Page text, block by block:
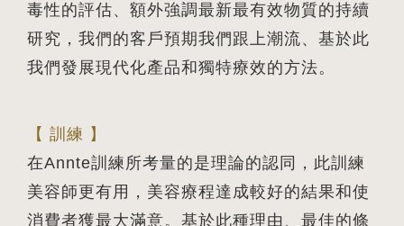
毒性的評估、額外強調最新最有效物質的持續
研究，我們的客戶預期我們跟上潮流、基於此
我們發展現代化產品和獨特療效的方法。
【 訓練 】
在Annte訓練所考量的是理論的認同，此訓練
美容師更有用，美容療程達成較好的結果和使
消費者獲最大滿意。基於此種理由、最佳的條